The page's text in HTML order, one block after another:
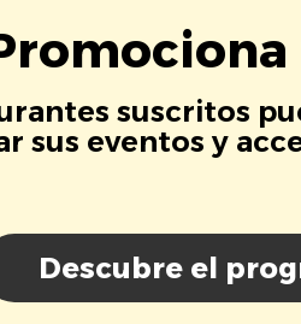
suscritos
sus eventos y
Descubre el